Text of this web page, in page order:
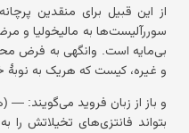
از این قبیل برای منقدین
سوررآلیست‌ها به مالیخولیا و
بی‌مایه است. وانگهی به فرض
و غیره، کیست که هریک به نوبهٔ
و باز از زبان فروید می‌گویند:
بتواند فانتزی‌های تخیلاتش را